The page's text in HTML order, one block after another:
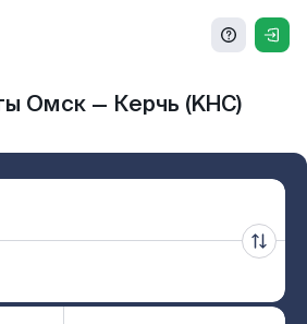
Омск — Керчь (KHC)